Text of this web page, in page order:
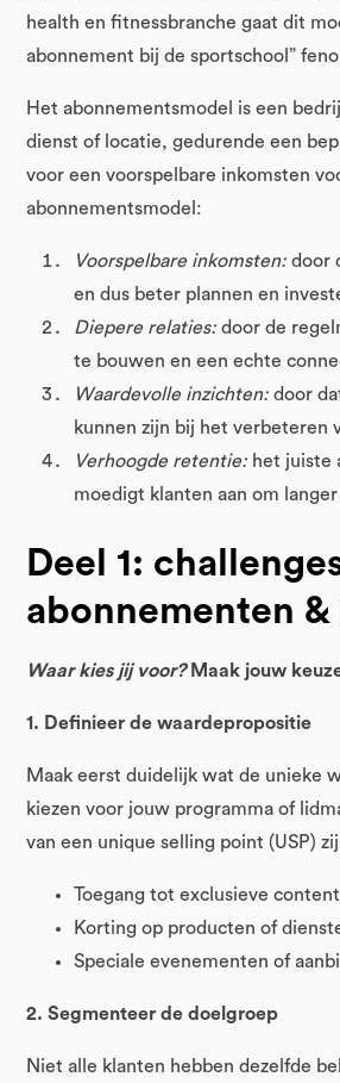
health en fitnessbranche gaat dit
abonnement bij de sportschool”
Het abonnementsmodel is een
dienst of locatie, gedurende een
voor een voorspelbare inkomsten
abonnementsmodel:
Voorspelbare inkomsten: door
en dus beter plannen en
Diepere relaties: door de
te bouwen en een echte
Waardevolle inzichten: door
kunnen zijn bij het verbeteren
Verhoogde retentie: het juiste
moedigt klanten aan om
Deel 1:
abonnementen
Waar kies jij voor?Maak jouw
1. Definieer de waardepropositie
Maak eerst duidelijk wat de unieke
kiezen voor jouw programma of
van een unique selling point (USP)
Toegang tot exclusieve
Korting op producten of
Speciale evenementen of
2. Segmenteer de doelgroep
Niet alle klanten hebben dezelfde